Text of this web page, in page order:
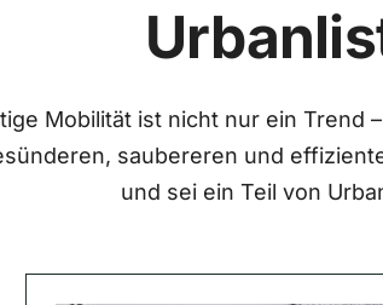
Mobilität ist nicht nur ein Trend
saubereren und
und sei ein Teil von